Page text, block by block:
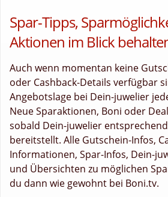
Spar-Tipps,
Aktionen im Blick
Auch wenn momentan keine
oder Cashback-Details verfügbar
Angebotslage bei Dein-juwelier
Neue Sparaktionen, Boni oder
sobald Dein-juwelier
bereitstellt. Alle Gutschein-Infos,
Informationen, Spar-Infos, Dein-
und Übersichten zu möglichen
du dann wie gewohnt bei Boni.tv.